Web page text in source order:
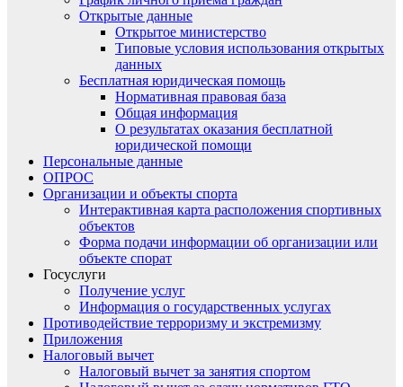
Открытые данные
Открытое министерство
Типовые условия использования открытых
данных
Бесплатная юридическая помощь
Нормативная правовая база
Общая информация
О результатах оказания бесплатной
юридической помощи
Персональные данные
ОПРОС
Организации и объекты спорта
Интерактивная карта расположения спортивных
объектов
Форма подачи информации об организации или
объекте спорат
Госуслуги
Получение услуг
Информация о государственных услугах
Противодействие терроризму и экстремизму
Приложения
Налоговый вычет
Налоговый вычет за занятия спортом